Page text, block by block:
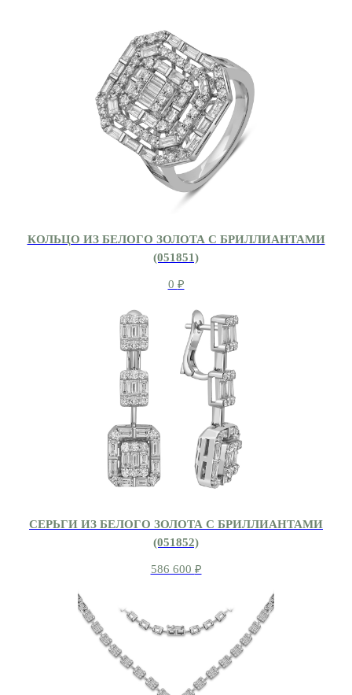
КОЛЬЦО ИЗ БЕЛОГО ЗОЛОТА С БРИЛЛИАНТАМИ
(051851)
0 ₽
СЕРЬГИ ИЗ БЕЛОГО ЗОЛОТА С БРИЛЛИАНТАМИ
(051852)
586 600 ₽